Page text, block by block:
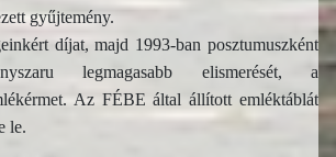
gyűjtemény.
díjat, majd 1993-ban posztumuszként
legmagasabb elismerését, a
Az FÉBE által állított emléktáblát
le.